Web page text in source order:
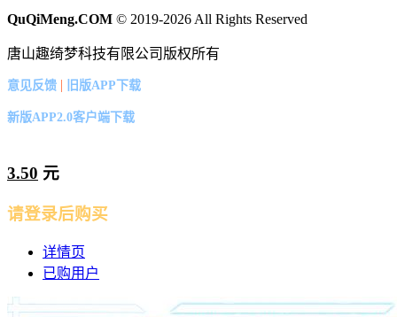
QuQiMeng.COM © 2019-2026 All Rights Reserved
唐山趣绮梦科技有限公司版权所有
意见反馈 | 旧版APP下载
新版APP2.0客户端下载
3.50 元
请登录后购买
详情页
已购用户